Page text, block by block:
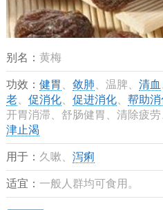
别名： 黄梅
功效： 健胃 敛肺 、温脾、 清血
老、 促消化、 促进消化、 帮助消
开胃消滞、舒肠健胃、清除疲劳
津止渴
用于： 久嗽、 泻痢
适宜： 一般人群均可食用。